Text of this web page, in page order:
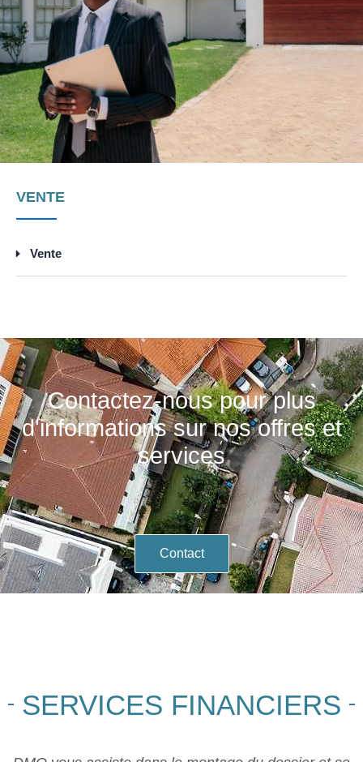
VENTE
Vente
Contactez-nous pour plus
d'informations sur nos offres et
services
Contact
SERVICES FINANCIERS